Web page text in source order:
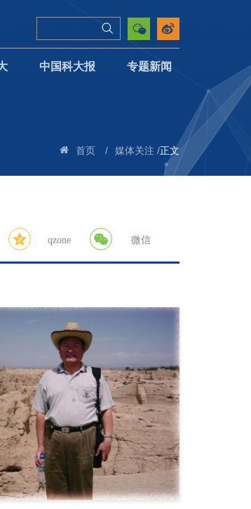
中国科大报 专题新闻
首页 / 媒体关注 /正文
qzone 微信